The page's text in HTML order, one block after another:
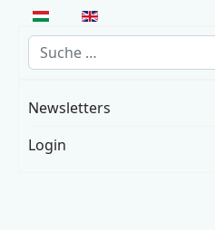
Sprache auswählen
Suchen
Newsletters
Login